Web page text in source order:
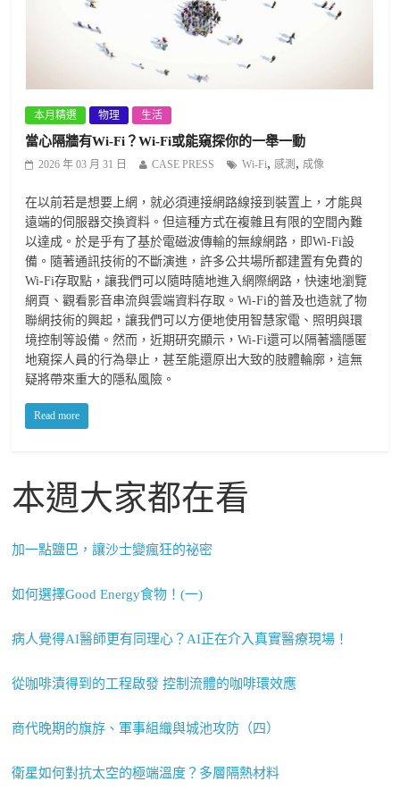
本月精選 物理 生活
當心隔牆有Wi-Fi？Wi-Fi或能窺探你的一舉一動
2026 年 03 月 31 日 CASE PRESS Wi-Fi, 感測 , 成像
在以前若是想要上網，就必須連接網路線接到裝置上，才能與
遠端的伺服器交換資料。但這種方式在複雜且有限的空間內難
以達成。於是乎有了基於電磁波傳輸的無線網路，即Wi-Fi設
備。隨著通訊技術的不斷演進，許多公共場所都建置有免費的
Wi-Fi存取點，讓我們可以隨時隨地進入網際網路，快速地瀏覽
網頁、觀看影音串流與雲端資料存取。Wi-Fi的普及也造就了物
聯網技術的興起，讓我們可以方便地使用智慧家電、照明與環
境控制等設備。然而，近期研究顯示，Wi-Fi還可以隔著牆隱匿
地窺探人員的行為舉止，甚至能還原出大致的肢體輪廓，這無
疑將帶來重大的隱私風險。
Read more
本週大家都在看
加一點鹽巴，讓沙士變瘋狂的祕密
如何選擇Good Energy食物！(一)
病人覺得AI醫師更有同理心？AI正在介入真實醫療現場！
從咖啡漬得到的工程啟發 控制流體的咖啡環效應
商代晚期的旗斿、軍事組織與城池攻防（四）
衛星如何對抗太空的極端溫度？多層隔熱材料